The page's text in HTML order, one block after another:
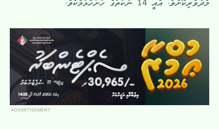
މެދުވެރިކޮށެވެ. އެއީ 14 ނުކުތާގެ ހުށަހެޅުމެކެވެ.
ADVERTISEMENT